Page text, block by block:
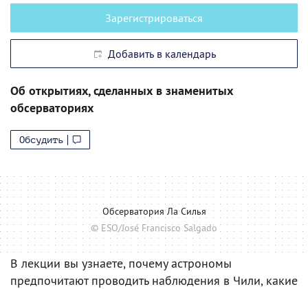
Зарегистрироваться
Добавить в календарь
Об открытиях, сделанных в знаменитых
обсерваториях
Обсудить
Обсерватория Ла Силья
© ESO/José Francisco Salgado
В лекции вы узнаете, почему астрономы
предпочитают проводить наблюдения в Чили, какие